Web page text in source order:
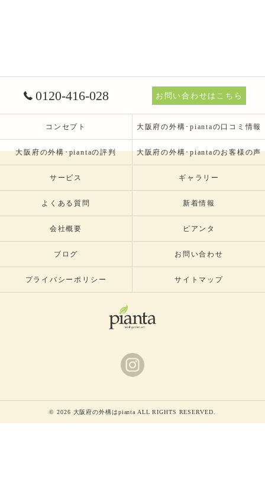
0120-416-028 お問い合わせはこちら
コンセプト 大阪府の外構･piantaの口コミ情報
大阪府の外構･piantaの評判 大阪府の外構･piantaのお客様の声
サービス ギャラリー
よくある質問 新着情報
会社概要 ピアンタ
ブログ お問い合わせ
プライバシーポリシー サイトマップ
© 2026 大阪府の外構はpianta ALL RIGHTS RESERVED.